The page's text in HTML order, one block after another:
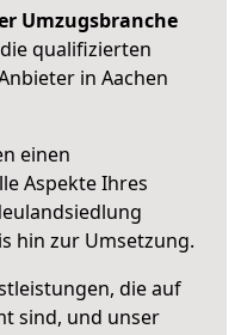
Umzugsbranche
qualifizierten
in Aachen
einen
Aspekte Ihres
hin zur Umsetzung.
die auf
sind, und unser